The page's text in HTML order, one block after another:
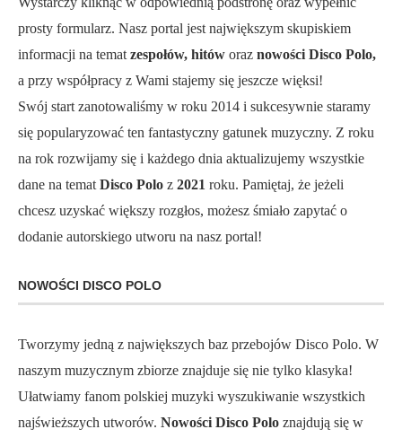
prosty formularz. Nasz portal jest największym skupiskiem
informacji na temat zespołów, hitów oraz nowości Disco Polo,
a przy współpracy z Wami stajemy się jeszcze więksi!
Swój start zanotowaliśmy w roku 2014 i sukcesywnie staramy
się popularyzować ten fantastyczny gatunek muzyczny. Z roku
na rok rozwijamy się i każdego dnia aktualizujemy wszystkie
dane na temat Disco Polo z 2021 roku. Pamiętaj, że jeżeli
chcesz uzyskać większy rozgłos, możesz śmiało zapytać o
dodanie autorskiego utworu na nasz portal!
NOWOŚCI DISCO POLO
Tworzymy jedną z największych baz przebojów Disco Polo. W
naszym muzycznym zbiorze znajduje się nie tylko klasyka!
Ułatwiamy fanom polskiej muzyki wyszukiwanie wszystkich
najświeższych utworów. Nowości Disco Polo znajdują się w